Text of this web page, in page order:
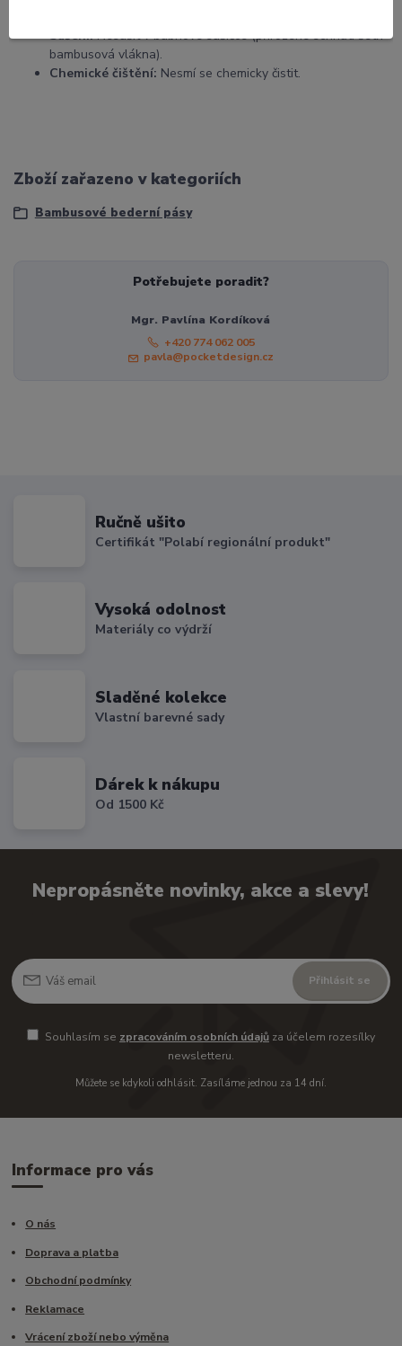
Sušení:Nesušit v bubnové sušičce (přirozené schnutí šetří
bambusová vlákna).
Chemické čištění: Nesmí se chemicky čistit.
Zboží zařazeno v kategoriích
Bambusové bederní pásy
Potřebujete poradit?
Mgr. Pavlína Kordíková
+420 774 062 005
pavla@pocketdesign.cz
Ručně ušito
Certifikát "Polabí regionální produkt"
Vysoká odolnost
Materiály co výdrží
Sladěné kolekce
Vlastní barevné sady
Dárek k nákupu
Od 1500 Kč
Nepropásněte novinky, akce a slevy!
Přihlásit se
Souhlasím se zpracováním osobních údajůza účelem rozesílky
newsletteru.
Můžete se kdykoli odhlásit. Zasíláme jednou za 14 dní.
Informace pro vás
O nás
Doprava a platba
Obchodní podmínky
Reklamace
Vrácení zboží nebo výměna